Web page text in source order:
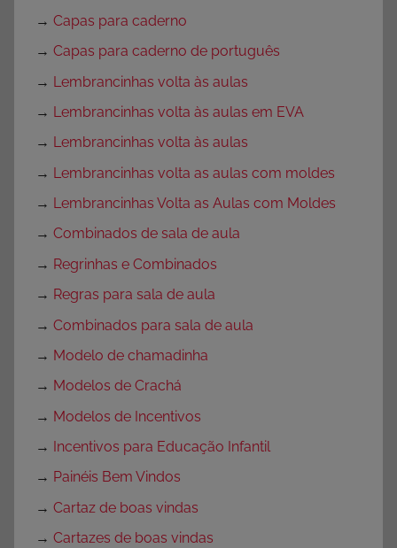
→ Capas para caderno
→ Capas para caderno de português
→ Lembrancinhas volta às aulas
→ Lembrancinhas volta às aulas em EVA
→ Lembrancinhas volta às aulas
→ Lembrancinhas volta as aulas com moldes
→ Lembrancinhas Volta as Aulas com Moldes
→ Combinados de sala de aula
→ Regrinhas e Combinados
→ Regras para sala de aula
→ Combinados para sala de aula
→ Modelo de chamadinha
→ Modelos de Crachá
→ Modelos de Incentivos
→ Incentivos para Educação Infantil
→ Painéis Bem Vindos
→ Cartaz de boas vindas
→ Cartazes de boas vindas